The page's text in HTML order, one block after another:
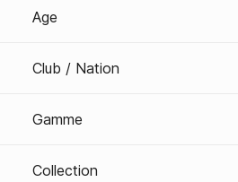
Age
Club / Nation
Gamme
Collection